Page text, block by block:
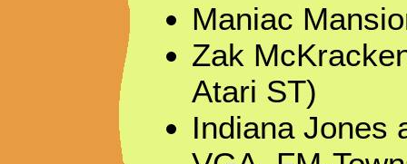
Maniac
Zak
Atari ST)
Indiana Jones